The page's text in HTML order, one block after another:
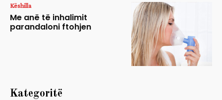
Këshilla
Me anë të inhalimit
parandaloni ftohjen
Kategoritë